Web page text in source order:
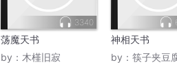
3340
荡魔天书
by： 木槿旧寂
神相天书
by： 筷子夹豆